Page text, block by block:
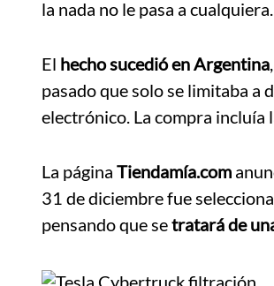
la nada no le pasa a cualquiera.
El hecho sucedió en Argentina
pasado que solo se limitaba a
electrónico. La compra
La página Tiendamía.com
31 de diciembre fue
pensando que setratará de